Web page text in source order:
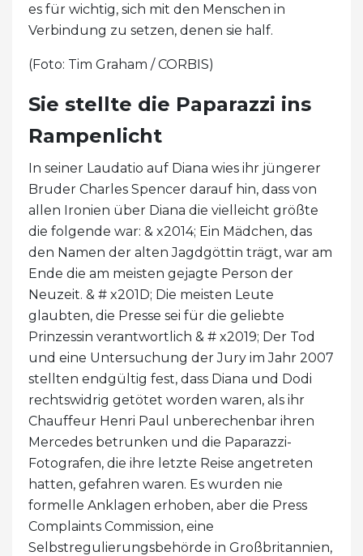
es für wichtig, sich mit den Menschen in
Verbindung zu setzen, denen sie half.
(Foto: Tim Graham / CORBIS)
Sie stellte die Paparazzi ins
Rampenlicht
In seiner Laudatio auf Diana wies ihr jüngerer
Bruder Charles Spencer darauf hin, dass von
allen Ironien über Diana die vielleicht größte
die folgende war: & x2014; Ein Mädchen, das
den Namen der alten Jagdgöttin trägt, war am
Ende die am meisten gejagte Person der
Neuzeit. & # x201D; Die meisten Leute
glaubten, die Presse sei für die geliebte
Prinzessin verantwortlich & # x2019; Der Tod
und eine Untersuchung der Jury im Jahr 2007
stellten endgültig fest, dass Diana und Dodi
rechtswidrig getötet worden waren, als ihr
Chauffeur Henri Paul unberechenbar ihren
Mercedes betrunken und die Paparazzi-
Fotografen, die ihre letzte Reise angetreten
hatten, gefahren waren. Es wurden nie
formelle Anklagen erhoben, aber die Press
Complaints Commission, eine
Selbstregulierungsbehörde in Großbritannien,